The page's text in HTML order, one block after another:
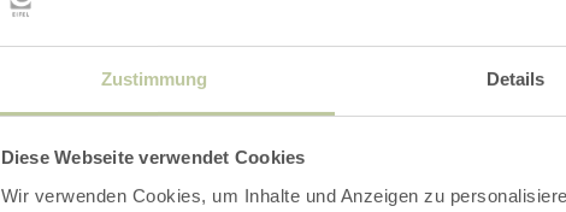
Zustimmung Details
Diese Webseite verwendet Cookies
Wir verwenden Cookies, um Inhalte und Anzeigen zu
Dauer: ca. 3 Stunden